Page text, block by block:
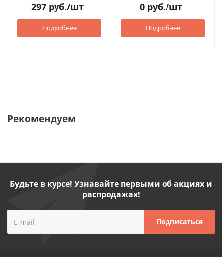
297 руб./шт
Подробнее
0 руб./шт
Подробнее
Рекомендуем
Будьте в курсе! Узнавайте первыми об акциях и
распродажах!